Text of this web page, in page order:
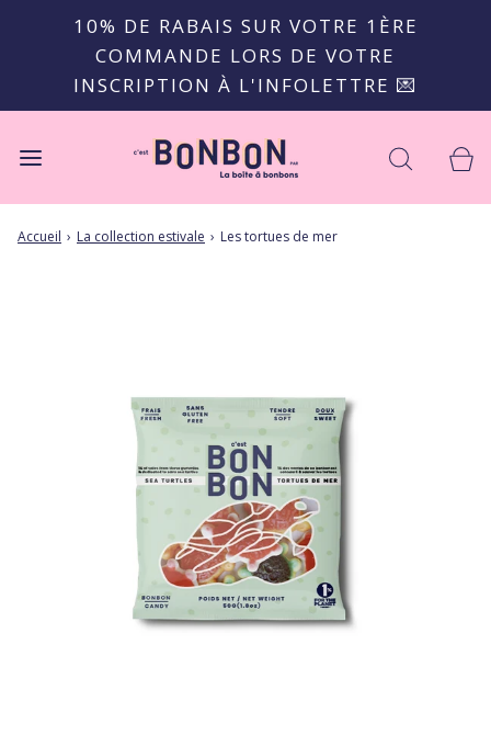
10% DE RABAIS SUR VOTRE 1ÈRE
COMMANDE LORS DE VOTRE
INSCRIPTION À L'INFOLETTRE 💌
Accueil › La collection estivale › Les tortues de mer